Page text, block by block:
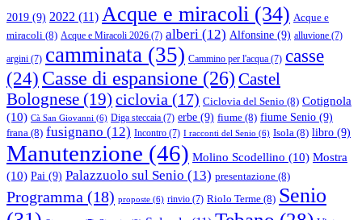
2019 (9) 2022 (11) Acque e miracoli (34) Acque e
miracoli (8) Acque e Miracoli 2026 (7) alberi (12) Alfonsine (9) alluvione (7)
argini (7) camminata (35) Cammino per l'acqua (7) casse
(24) Casse di espansione (26) Castel
Bolognese (19) ciclovia (17) Ciclovia del Senio (8) Cotignola
(10) Cà San Giovanni (6) Diga steccaia (7) erbe (9) fiume (8) fiume Senio (9)
frana (8) fusignano (12) Incontro (7) I racconti del Senio (6) Isola (8) libro (9)
Manutenzione (46) Molino Scodellino (10) Mostra
(10) Pai (9) Palazzuolo sul Senio (13) presentazione (8)
Programma (18) proposte (6) rinvio (7) Riolo Terme (8) Senio